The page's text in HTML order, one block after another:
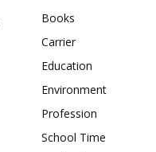
Books
Carrier
Education
Environment
Profession
School Time